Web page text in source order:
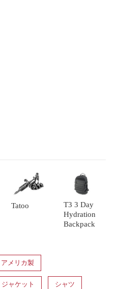
Tatoo
T3 3 Day
Hydration
Backpack
アメリカ製
ジャケット シャツ